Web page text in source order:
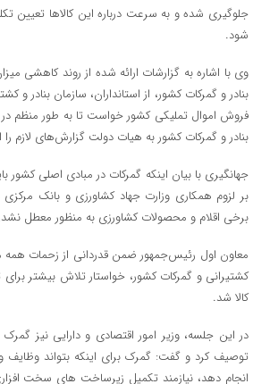
جلوگیری شده و به سرعت درباره این کالاها تعیین
شود.
وی با اشاره به گزارشات ارائه شده از روند کاهشی
بنادر و گمرکات کشور، از استانداران، سازمان بنادر و
فروش اموال تملیکی کشور خواست تا به طور منظم
بنادر و گمرکات کشور به هیات دولت گزارش‌های لازم را
بر لزوم همکاری وزارت جهاد کشاورزی و بانک مرکزی
برخی اقلام و محصولات کشاورزی به منظور معطل
معاون اول رئیس‌جمهور ضمن قدردانی از زحمات همه
کشتیرانی و گمرکات کشور، خواستار تلاش بیشتر برای
کالا شد.
در این جلسه، وزیر امور اقتصادی و دارایی نیز
توصیف کرد و گفت: گمرک برای اینکه بتواند وظایف
انجام دهد، نیازمند تکمیل زیرساخت های سخت